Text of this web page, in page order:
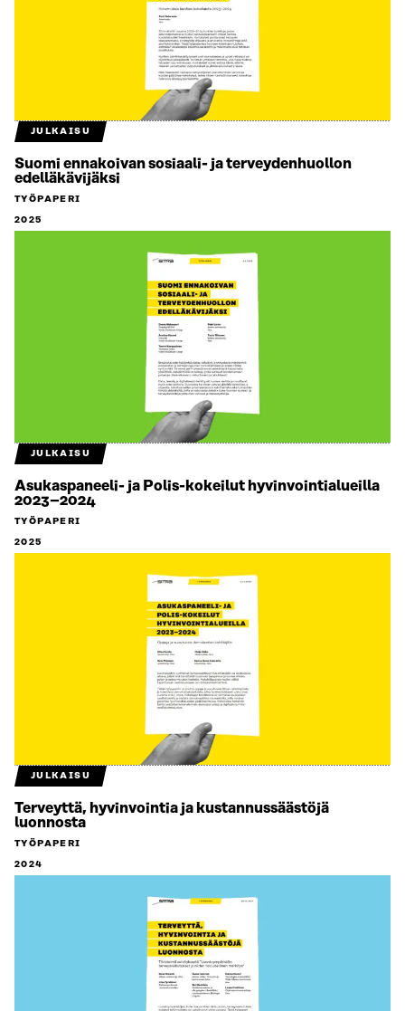
JULKAISU
Suomi ennakoivan sosiaali- ja terveydenhuollon
edelläkävijäksi
TYÖPAPERI
2025
JULKAISU
Asukaspaneeli- ja Polis-kokeilut hyvinvointialueilla
2023–2024
TYÖPAPERI
2025
JULKAISU
Terveyttä, hyvinvointia ja kustannussäästöjä
luonnosta
TYÖPAPERI
2024